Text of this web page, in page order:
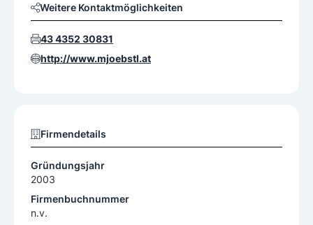
Weitere Kontaktmöglichkeiten
43 4352 30831
http://www.mjoebstl.at
Firmendetails
Gründungsjahr
2003
Firmenbuchnummer
n.v.